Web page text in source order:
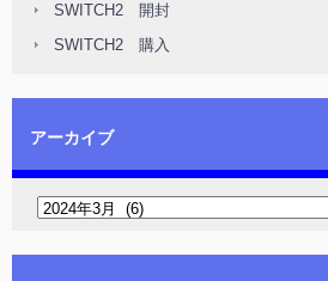
SWITCH2 開封
SWITCH2 購入
アーカイブ